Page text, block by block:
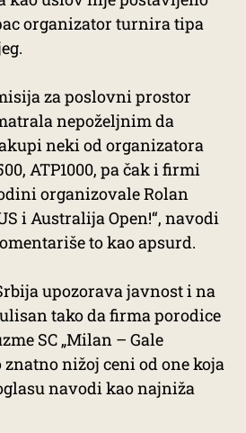
organizator turnira tipa
za poslovni prostor
nepoželjnim da
neki od organizatora
ATP1000, pa čak i firmi
organizovale Rolan
i Australija Open!“, navodi
to kao apsurd.
upozorava javnost i na
tako da firma porodice
SC „Milan – Gale
nižoj ceni od one koja
navodi kao najniža